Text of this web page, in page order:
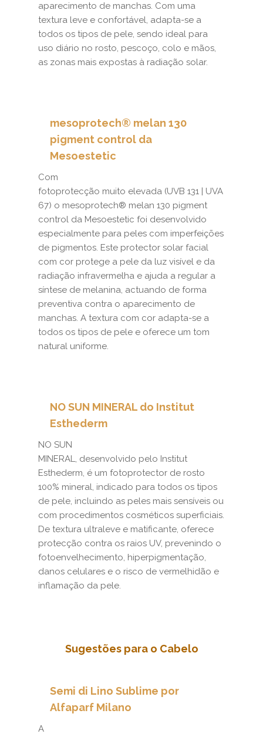
aparecimento de manchas. Com uma
textura leve e confortável, adapta-se a
todos os tipos de pele, sendo ideal para
uso diário no rosto, pescoço, colo e mãos,
as zonas mais expostas à radiação solar.
mesoprotech® melan 130
pigment control da
Mesoestetic
Com
fotoprotecção muito elevada (UVB 131 | UVA
67) o mesoprotech® melan 130 pigment
control da Mesoestetic foi desenvolvido
especialmente para peles com imperfeições
de pigmentos. Este protector solar facial
com cor protege a pele da luz visível e da
radiação infravermelha e ajuda a regular a
síntese de melanina, actuando de forma
preventiva contra o aparecimento de
manchas. A textura com cor adapta-se a
todos os tipos de pele e oferece um tom
natural uniforme.
NO SUN MINERAL do Institut
Esthederm
NO SUN
MINERAL, desenvolvido pelo Institut
Esthederm, é um fotoprotector de rosto
100% mineral, indicado para todos os tipos
de pele, incluindo as peles mais sensíveis ou
com procedimentos cosméticos superficiais.
De textura ultraleve e matificante, oferece
protecção contra os raios UV, prevenindo o
fotoenvelhecimento, hiperpigmentação,
danos celulares e o risco de vermelhidão e
inflamação da pele.
Sugestões para o Cabelo
Semi di Lino Sublime por
Alfaparf Milano
A